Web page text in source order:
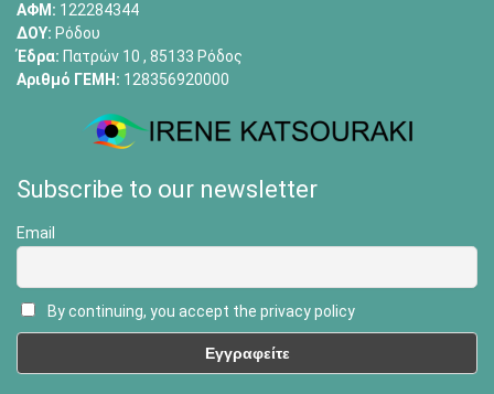
ΑΦΜ: 122284344
ΔΟΥ: Ρόδου
Έδρα: Πατρών 10 , 85133 Ρόδος
Αριθμό ΓΕΜΗ: 128356920000
Subscribe to our newsletter
Email
By continuing, you accept the privacy policy